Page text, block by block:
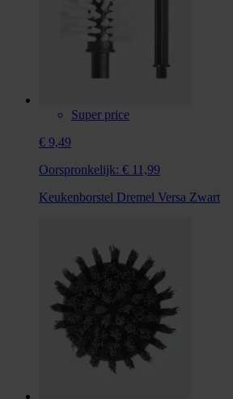
Super price
€ 9,49
Oorspronkelijk: € 11,99
Keukenborstel Dremel Versa Zwart